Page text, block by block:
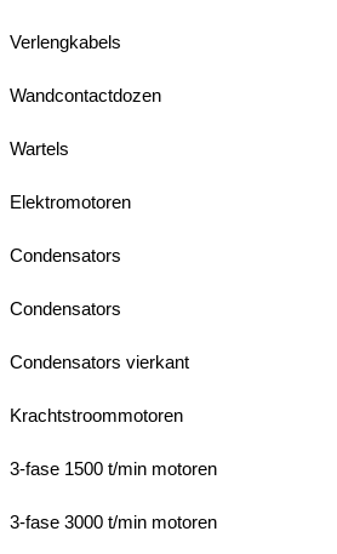
Verlengkabels
Wandcontactdozen
Wartels
Elektromotoren
Condensators
Condensators
Condensators vierkant
Krachtstroommotoren
3-fase 1500 t/min motoren
3-fase 3000 t/min motoren